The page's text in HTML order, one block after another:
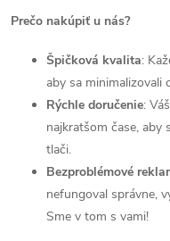
Prečo nakúpiť u nás?
Špičková kvalita:
aby sa minimalizovali
Rýchle doručenie:
najkratšom čase, aby
tlači.
Bezproblémové
nefungoval správne,
Sme v tom s vami!